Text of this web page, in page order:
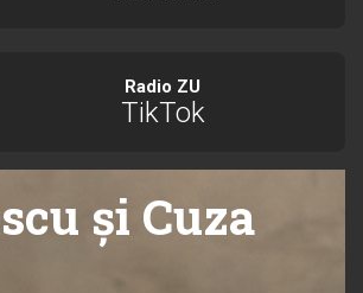
Radio ZU
TikTok
și Cuza